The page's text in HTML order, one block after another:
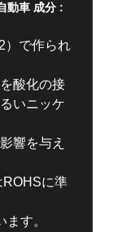
動車 成分 :
）で作られ
酸化の接
いニッケ
響を与え
に準
す。